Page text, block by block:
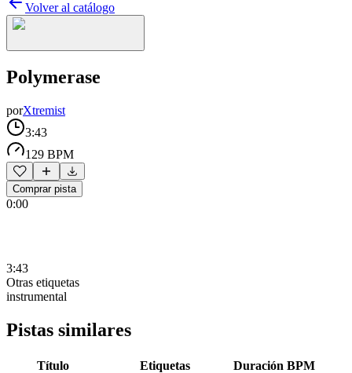
Volver al catálogo
Polymerase
porXtremist
3:43
129 BPM
Comprar pista
0:00
3:43
Otras etiquetas
instrumental
Pistas similares
Título Etiquetas Duración BPM